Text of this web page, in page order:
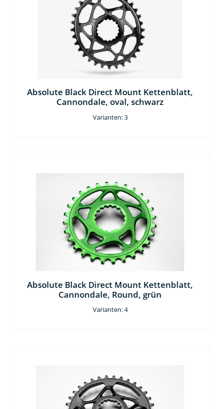
Absolute Black Direct Mount Kettenblatt,
Cannondale, oval, schwarz
Varianten: 3
Absolute Black Direct Mount Kettenblatt,
Cannondale, Round, grün
Varianten: 4